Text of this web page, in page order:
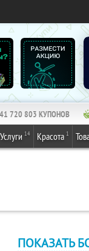
720 803 КУПОНОВ
Услуги 14 Красота 1
ПОКАЗАТЬ